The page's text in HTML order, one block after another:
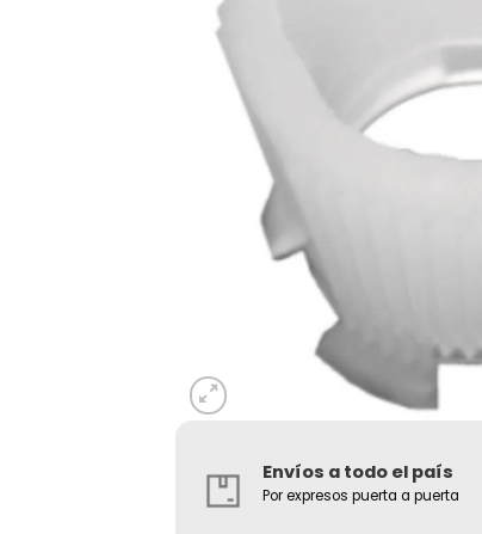
Envíos a todo el país
Por expresos puerta a puerta